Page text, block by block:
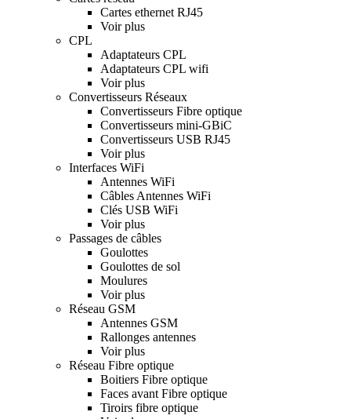
Cartes ethernet RJ45
Voir plus
CPL
Adaptateurs CPL
Adaptateurs CPL wifi
Voir plus
Convertisseurs Réseaux
Convertisseurs Fibre optique
Convertisseurs mini-GBiC
Convertisseurs USB RJ45
Voir plus
Interfaces WiFi
Antennes WiFi
Câbles Antennes WiFi
Clés USB WiFi
Voir plus
Passages de câbles
Goulottes
Goulottes de sol
Moulures
Voir plus
Réseau GSM
Antennes GSM
Rallonges antennes
Voir plus
Réseau Fibre optique
Boitiers Fibre optique
Faces avant Fibre optique
Tiroirs fibre optique